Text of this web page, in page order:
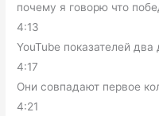
почему я говорю что
4:13
YouTube показателей два
4:17
Они совпадают первое
4:21